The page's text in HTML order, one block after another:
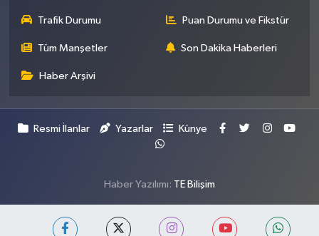
Trafik Durumu Puan Durumu ve Fikstür
Tüm Manşetler Son Dakika Haberleri
Haber Arşivi
Resmi İlanlar Yazarlar Künye
Haber Yazılımı: TE Bilişim